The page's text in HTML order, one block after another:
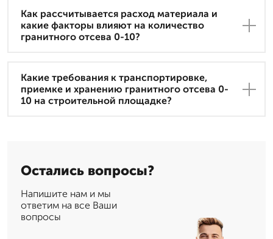
Как рассчитывается расход материала и
какие факторы влияют на количество
гранитного отсева 0-10?
Какие требования к транспортировке,
приемке и хранению гранитного отсева 0-
10 на строительной площадке?
Остались вопросы?
Напишите нам и мы
ответим на все Ваши
вопросы